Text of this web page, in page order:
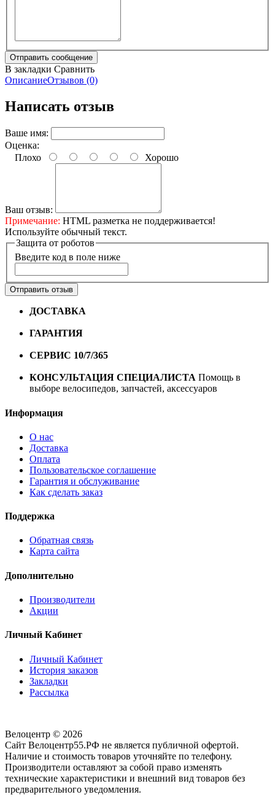
В закладки Сравнить
ОписаниеОтзывов (0)
Написать отзыв
Ваше имя:
Оценка:
Плохо
Хорошо
Ваш отзыв:
Примечание: HTML разметка не поддерживается!
Используйте обычный текст.
Защита от роботов
Введите код в поле ниже
Отправить отзыв
ДОСТАВКА
ГАРАНТИЯ
СЕРВИС 10/7/365
КОНСУЛЬТАЦИЯ СПЕЦИАЛИСТА Помощь в
выборе велосипедов, запчастей, аксессуаров
Информация
О нас
Доставка
Оплата
Пользовательское соглашение
Гарантия и обслуживание
Как сделать заказ
Поддержка
Обратная связь
Карта сайта
Дополнительно
Производители
Акции
Личный Кабинет
Личный Кабинет
История заказов
Закладки
Рассылка
Велоцентр © 2026
Сайт Велоцентр55.РФ не является публичной офертой.
Наличие и стоимость товаров уточняйте по телефону.
Производители оставляют за собой право изменять
технические характеристики и внешний вид товаров без
предварительного уведомления.